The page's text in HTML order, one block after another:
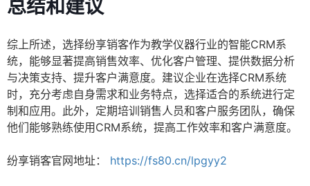
总结和建议
综上所述，选择纷享销客作为教学仪器行业的智能CRM系
统，能够显著提高销售效率、优化客户管理、提供数据分析
与决策支持、提升客户满意度。建议企业在选择CRM系统
时，充分考虑自身需求和业务特点，选择适合的系统进行定
制和应用。此外，定期培训销售人员和客户服务团队，确保
他们能够熟练使用CRM系统，提高工作效率和客户满意度。
纷享销客官网地址： https://fs80.cn/lpgyy2